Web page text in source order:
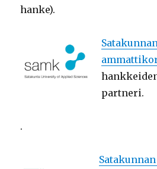
hanke).
partneri.
.